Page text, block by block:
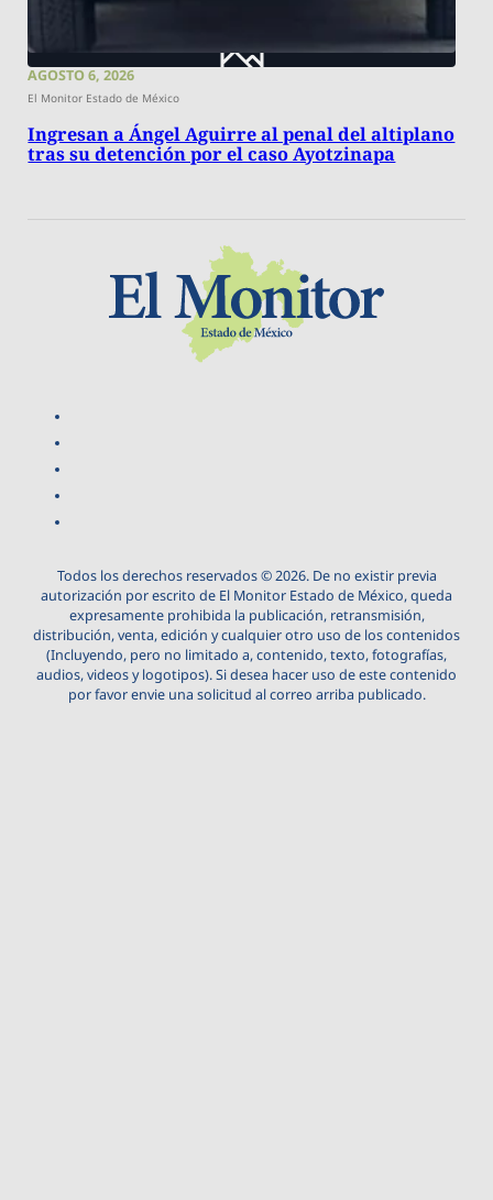
AGOSTO 6, 2026
El Monitor Estado de México
Ingresan a Ángel Aguirre al penal del altiplano
tras su detención por el caso Ayotzinapa
Todos los derechos reservados © 2026. De no existir previa
autorización por escrito de El Monitor Estado de México, queda
expresamente prohibida la publicación, retransmisión,
distribución, venta, edición y cualquier otro uso de los contenidos
(Incluyendo, pero no limitado a, contenido, texto, fotografías,
audios, videos y logotipos). Si desea hacer uso de este contenido
por favor envie una solicitud al correo arriba publicado.